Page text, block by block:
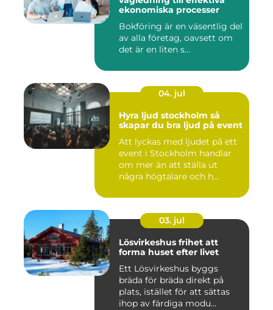
ekonomiska processer
Bokföring är en väsentlig del
av alla företag, oavsett om
det är en liten s...
04. jul
Hyra ljud stockholm så
skapar du bra ljud på event
Att lyckas med ljudet på ett
event i Stockholm handlar
om mer än att ställa ut
några högtalare och h...
03. jul
Lösvirkeshus frihet att
forma huset efter livet
Ett Lösvirkeshus byggs
bräda för bräda direkt på
plats, istället för att sättas
ihop av färdiga modu...